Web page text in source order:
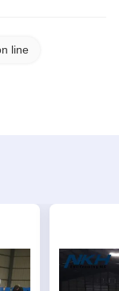
line